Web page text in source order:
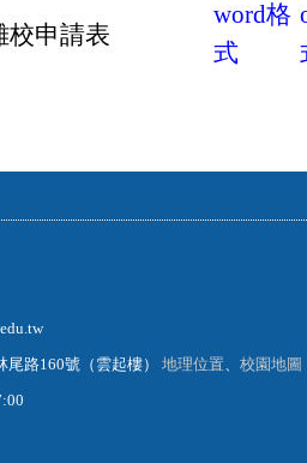
校申請表
word格
式
路160號（雲起樓） 地理位置
校園地圖